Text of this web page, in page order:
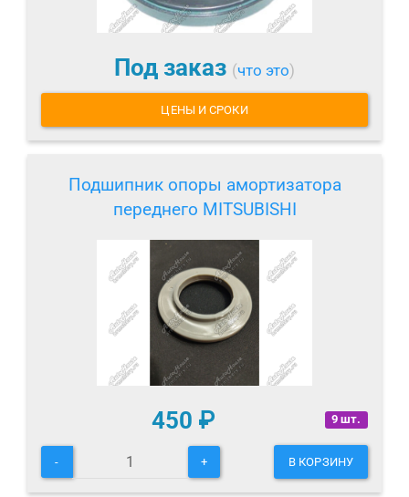
Под заказ (что это)
ЦЕНЫ И СРОКИ
Подшипник опоры амортизатора
переднего MITSUBISHI
9 шт.
450 ₽
- + В КОРЗИНУ